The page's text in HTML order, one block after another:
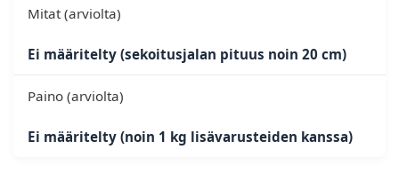
Mitat (arviolta)
Ei määritelty (sekoitusjalan pituus noin 20 cm)
Paino (arviolta)
Ei määritelty (noin 1 kg lisävarusteiden kanssa)